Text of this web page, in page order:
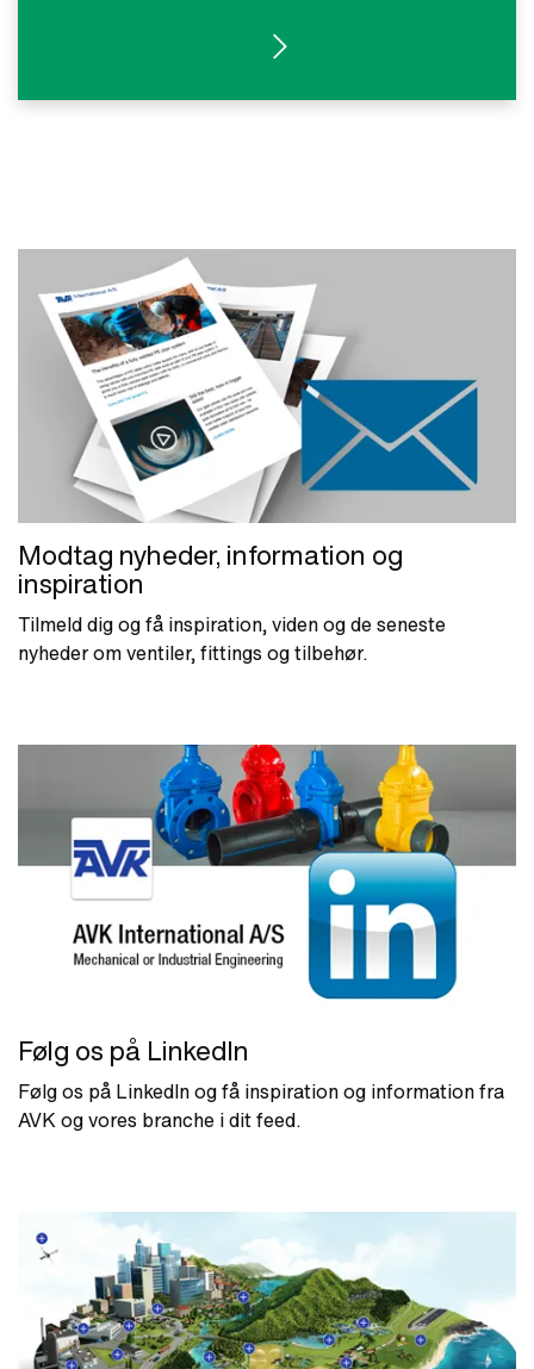
DOWNLOAD DATABLAD
Modtag nyheder, information og
inspiration
Tilmeld dig og få inspiration, viden og de seneste
nyheder om ventiler, fittings og tilbehør.
Følg os på LinkedIn
Følg os på LinkedIn og få inspiration og information fra
AVK og vores branche i dit feed.